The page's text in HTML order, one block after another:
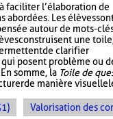
faciliter l’élaboration de
abordées. Les élèves
autour de mots-
construisent une
de clarifier
posent problème ou
somme, la Toile de
de manière visuelle
Valorisation des